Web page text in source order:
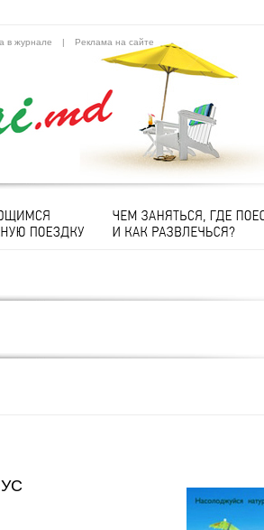
в журнале | Реклама на сайте